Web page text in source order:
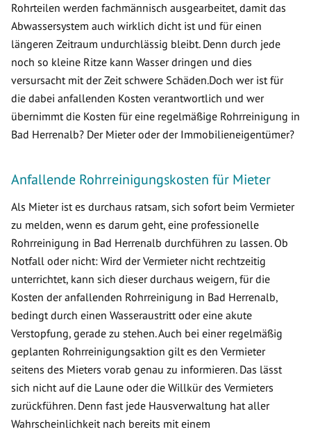
Rohrteilen werden fachmännisch ausgearbeitet, damit das
Abwassersystem auch wirklich dicht ist und für einen
längeren Zeitraum undurchlässig bleibt. Denn durch jede
noch so kleine Ritze kann Wasser dringen und dies
versursacht mit der Zeit schwere Schäden.Doch wer ist für
die dabei anfallenden Kosten verantwortlich und wer
übernimmt die Kosten für eine regelmäßige Rohrreinigung in
Bad Herrenalb? Der Mieter oder der Immobilieneigentümer?
Anfallende Rohrreinigungskosten für Mieter
Als Mieter ist es durchaus ratsam, sich sofort beim Vermieter
zu melden, wenn es darum geht, eine professionelle
Rohrreinigung in Bad Herrenalb durchführen zu lassen. Ob
Notfall oder nicht: Wird der Vermieter nicht rechtzeitig
unterrichtet, kann sich dieser durchaus weigern, für die
Kosten der anfallenden Rohrreinigung in Bad Herrenalb,
bedingt durch einen Wasseraustritt oder eine akute
Verstopfung, gerade zu stehen. Auch bei einer regelmäßig
geplanten Rohrreinigungsaktion gilt es den Vermieter
seitens des Mieters vorab genau zu informieren. Das lässt
sich nicht auf die Laune oder die Willkür des Vermieters
zurückführen. Denn fast jede Hausverwaltung hat aller
Wahrscheinlichkeit nach bereits mit einem